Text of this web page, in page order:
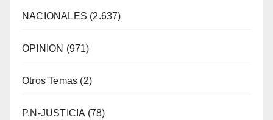
NACIONALES (2.637)
OPINION (971)
Otros Temas (2)
P.N-JUSTICIA (78)